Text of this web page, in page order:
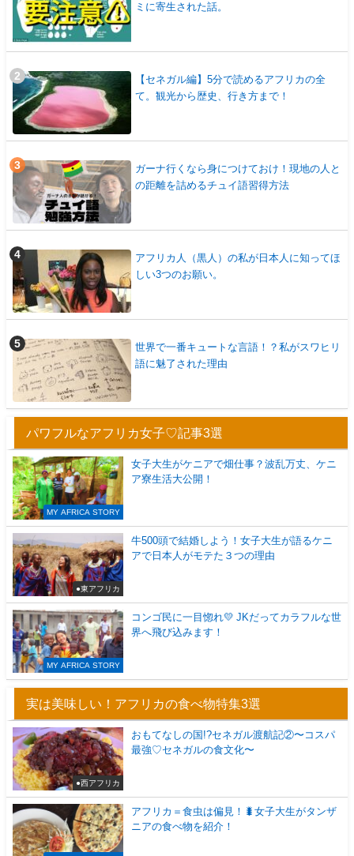
ミに寄生された話。
【セネガル編】5分で読めるアフリカの全
て。観光から歴史、行き方まで！
ガーナ行くなら身につけておけ！現地の人と
の距離を詰めるチュイ語習得方法
アフリカ人（黒人）の私が日本人に知ってほ
しい3つのお願い。
世界で一番キュートな言語！？私がスワヒリ
語に魅了された理由
パワフルなアフリカ女子♡記事3選
MY AFRICA STORY
女子大生がケニアで畑仕事？波乱万丈、ケニ
ア寮生活大公開！
●東アフリカ
牛500頭で結婚しよう！女子大生が語るケニ
アで日本人がモテた３つの理由
MY AFRICA STORY
コンゴ民に一目惚れ💛 JKだってカラフルな世
界へ飛び込みます！
実は美味しい！アフリカの食べ物特集3選
●西アフリカ
おもてなしの国!?セネガル渡航記②〜コスパ
最強♡セネガルの食文化〜
アフリカ＝食虫は偏見！🐛女子大生がタンザ
ニアの食べ物を紹介！